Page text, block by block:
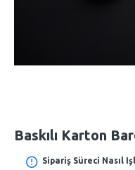
Baskılı Karton
Sipariş Süreci Nasıl